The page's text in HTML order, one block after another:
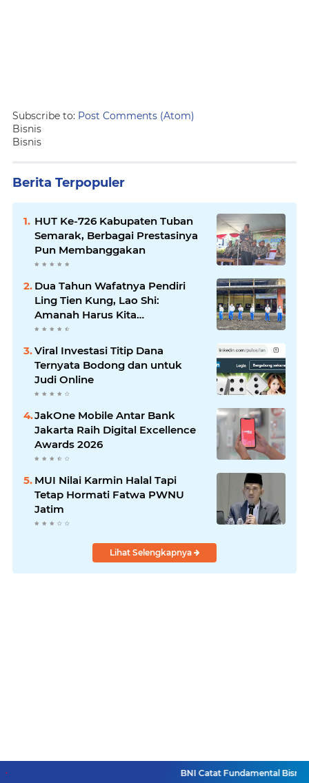
Subscribe to: Post Comments (Atom)
Bisnis
Bisnis
Berita Terpopuler
HUT Ke-726 Kabupaten Tuban
Semarak, Berbagai Prestasinya
Pun Membanggakan
Dua Tahun Wafatnya Pendiri
Ling Tien Kung, Lao Shi:
Amanah Harus Kita
Laksanakan!
Viral Investasi Titip Dana
Ternyata Bodong dan untuk
Judi Online
JakOne Mobile Antar Bank
Jakarta Raih Digital Excellence
Awards 2026
MUI Nilai Karmin Halal Tapi
Tetap Hormati Fatwa PWNU
Jatim
Lihat Selengkapnya
BNI Catat Fundamental Bisnis